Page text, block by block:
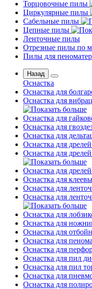
Торцовочные пилы
Циркулярные пилы
Сабельные пилы
Цепные пилы
Ленточные пилы
Отрезные пилы по
Пилы для
Назад
Оснастка
Оснастка для
Оснастка для
Оснастка для
Оснастка для
Оснастка для
Оснастка для дрелей
Оснастка для
Оснастка для
Оснастка для
Оснастка для
Оснастка для
Оснастка для
Оснастка для
Оснастка для
Оснастка для
Оснастка для
Оснастка для пил
Оснастка для пил
Оснастка для
Оснастка для